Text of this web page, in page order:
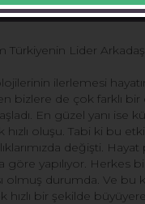
Türkiyenin Lider
ilerlemesi
bizlere de çok farklı bir
En güzel yanı ise
oluşu. Tabi ki bu
değişti. Hayat
göre yapılıyor. Herkes
olmuş durumda. Ve bu
hızlı bir şekilde